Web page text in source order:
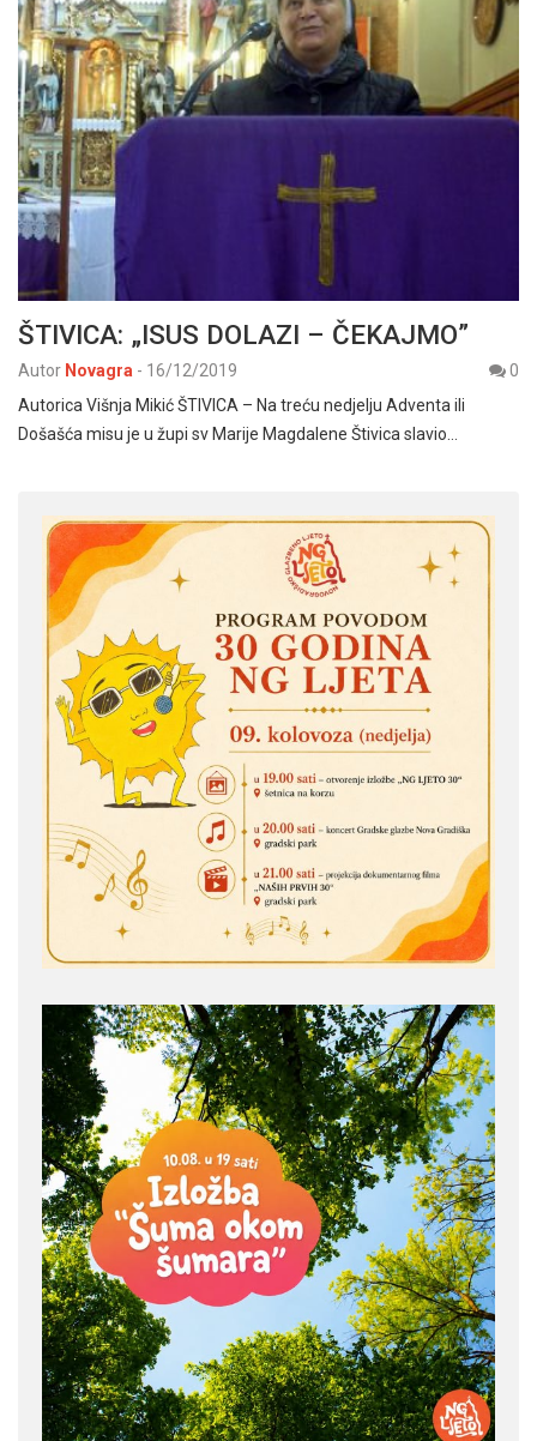
ŠTIVICA: „ISUS DOLAZI – ČEKAJMO”
Autor Novagra - 16/12/2019
0
Autorica Višnja Mikić ŠTIVICA – Na treću nedjelju Adventa ili
Došašća misu je u župi sv Marije Magdalene Štivica slavio…